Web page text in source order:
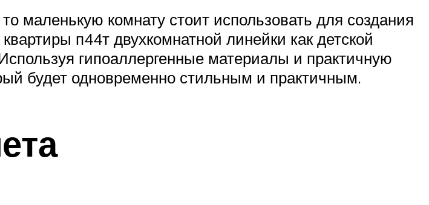
маленькую комнату стоит использовать для создания
п44т двухкомнатной линейки как детской
гипоаллергенные материалы и практичную
будет одновременно стильным и практичным.